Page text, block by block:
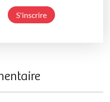
S'inscrire